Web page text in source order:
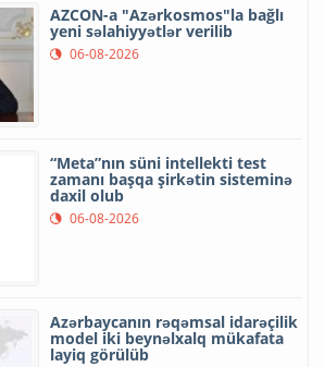
AZCON-a "Azərkosmos"la bağlı
yeni səlahiyyətlər verilib
06-08-2026
“Meta”nın süni intellekti test
zamanı başqa şirkətin sisteminə
daxil olub
06-08-2026
Azərbaycanın rəqəmsal idarəçilik
model iki beynəlxalq mükafata
layiq görülüb